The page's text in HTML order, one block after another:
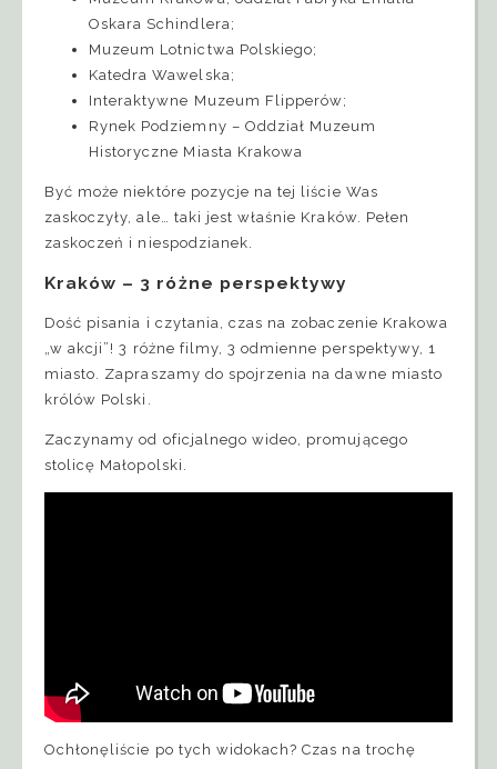
Oskara Schindlera;
Muzeum Lotnictwa Polskiego;
Katedra Wawelska;
Interaktywne Muzeum Flipperów;
Rynek Podziemny – Oddział Muzeum
Historyczne Miasta Krakowa
Być może niektóre pozycje na tej liście Was
zaskoczyły, ale… taki jest właśnie Kraków. Pełen
zaskoczeń i niespodzianek.
Kraków – 3 różne perspektywy
Dość pisania i czytania, czas na zobaczenie Krakowa
„w akcji”! 3 różne filmy, 3 odmienne perspektywy, 1
miasto. Zapraszamy do spojrzenia na dawne miasto
królów Polski.
Zaczynamy od oficjalnego wideo, promującego
stolicę Małopolski.
Ochłonęliście po tych widokach? Czas na trochę